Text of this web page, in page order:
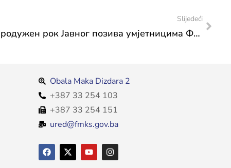
Slijedeći
ОБАВИЈЕСТ: Продужен рок Јавног позива умјетницима ФБиХ до 15. 11. 2023. године за пријаве радова за реализацију завршне манифестације „Дани Европског насљеђа 2023“
Obala Maka Dizdara 2
+387 33 254 103
+387 33 254 151
ured@fmks.gov.ba